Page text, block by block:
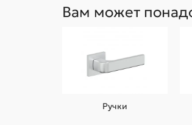
Вам может
Ручки